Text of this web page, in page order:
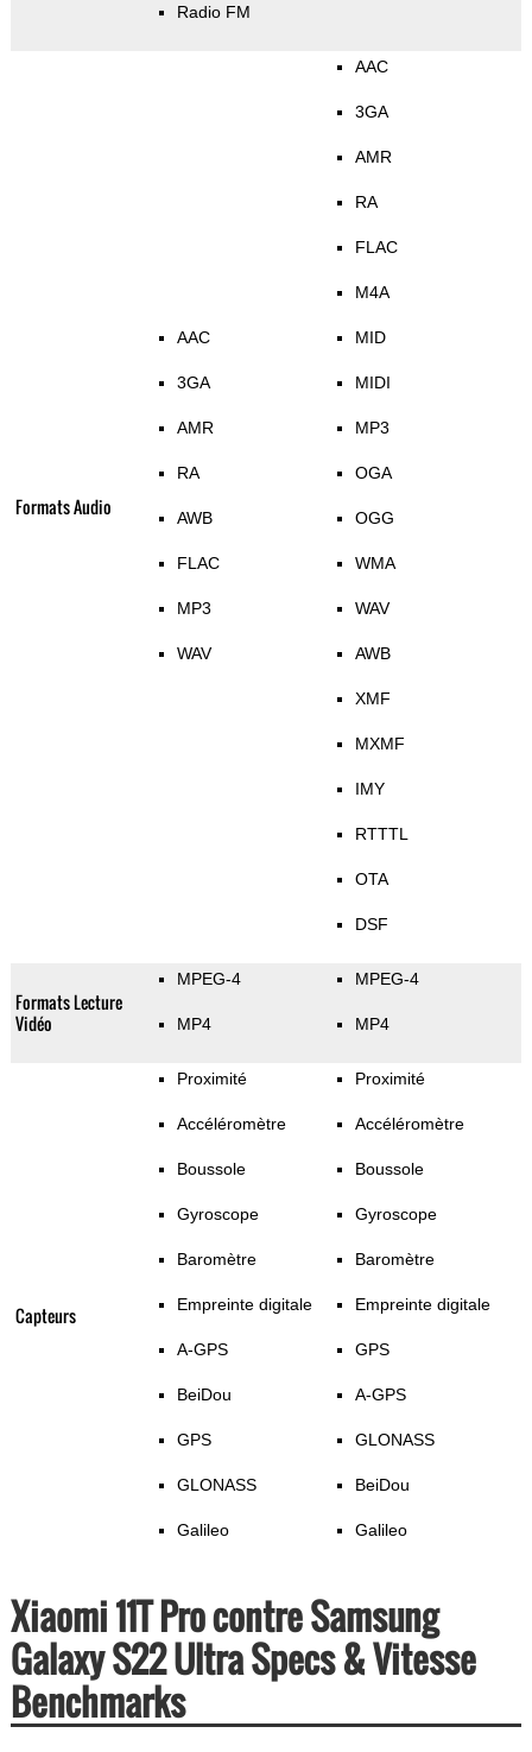
Radio FM
Formats Audio
AAC
3GA
AMR
RA
AWB
FLAC
MP3
WAV
AAC
3GA
AMR
RA
FLAC
M4A
MID
MIDI
MP3
OGA
OGG
WMA
WAV
AWB
XMF
MXMF
IMY
RTTTL
OTA
DSF
Formats Lecture
Vidéo
MPEG-4
MP4
MPEG-4
MP4
Capteurs
Proximité
Accéléromètre
Boussole
Gyroscope
Baromètre
Empreinte digitale
A-GPS
BeiDou
GPS
GLONASS
Galileo
Proximité
Accéléromètre
Boussole
Gyroscope
Baromètre
Empreinte digitale
GPS
A-GPS
GLONASS
BeiDou
Galileo
Xiaomi 11T Pro contre Samsung
Galaxy S22 Ultra Specs & Vitesse
Benchmarks